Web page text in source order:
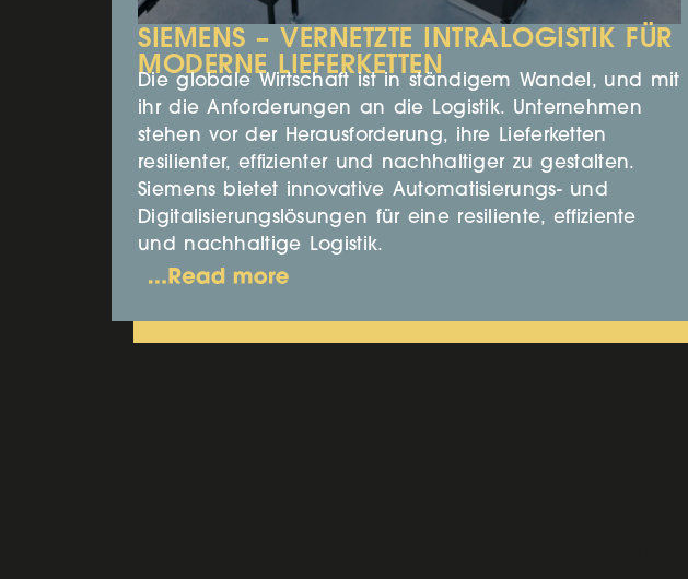
SIEMENS – VERNETZTE INTRALOGISTIK FÜR
MODERNE LIEFERKETTEN
Die globale Wirtschaft ist in ständigem Wandel, und mit
ihr die Anforderungen an die Logistik. Unternehmen
stehen vor der Herausforderung, ihre Lieferketten
resilienter, effizienter und nachhaltiger zu gestalten.
Siemens bietet innovative Automatisierungs- und
Digitalisierungslösungen für eine resiliente, effiziente
und nachhaltige Logistik.